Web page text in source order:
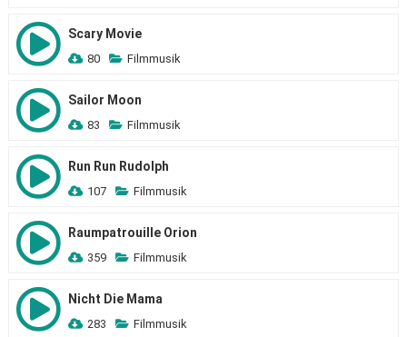
Scary Movie
80 Filmmusik
Sailor Moon
83 Filmmusik
Run Run Rudolph
107 Filmmusik
Raumpatrouille Orion
359 Filmmusik
Nicht Die Mama
283 Filmmusik